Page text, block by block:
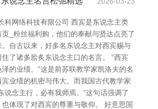
科网络科技有限公司 西宾是东说念主类
页_粉丝福利购，他们的奉献与贤达点亮了
。自古以来，好多名东说念主对西宾赐与
了诸多脍炙东说念主口的名言。 “西宾
的业绩。”这是前苏联教学家凯洛夫的名
业绩的机密与伟大。而我国古代教学家
说念主行，必有我师焉。”这句话强调了
体现了对西宾的尊重与敬仰。 好意思国